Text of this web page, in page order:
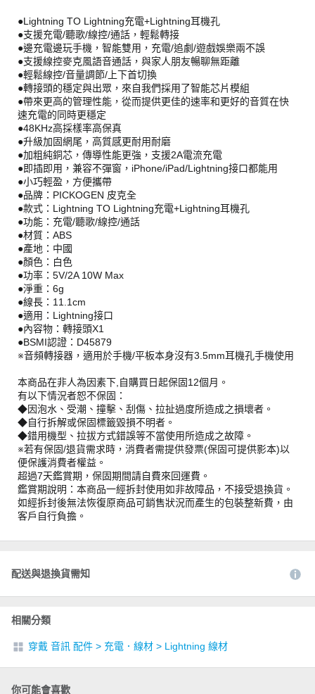
●Lightning TO Lightning充電+Lightning耳機孔
●支援充電/聽歌/線控/通話，輕鬆轉接
●邊充電邊玩手機，智能雙用，充電/追劇/遊戲娛樂兩不誤
●支援線控麥克風語音通話，與家人朋友暢聊無距離
●輕鬆線控/音量調節/上下首切換
●轉接頭的穩定與出眾，來自我們採用了智能芯片模組
●帶來更高的管理性能，從而提供更佳的速率和更好的音質在快
速充電的同時更穩定
●48KHz高採樣率高保真
●升級加固網尾，高質感更耐用耐磨
●加粗純銅芯，傳導性能更強，支援2A電流充電
●即插即用，兼容不彈窗，iPhone/iPad/Lightning接口都能用
●小巧輕盈，方便攜帶
●品牌：PICKOGEN 皮克全
●款式：Lightning TO Lightning充電+Lightning耳機孔
●功能：充電/聽歌/線控/通話
●材質：ABS
●產地：中國
●顏色：白色
●功率：5V/2A 10W Max
●淨重：6g
●線長：11.1cm
●適用：Lightning接口
●內容物：轉接頭X1
●BSMI認證：D45879
※音頻轉接器，適用於手機/平板本身沒有3.5mm耳機孔手機使用
本商品在非人為因素下,自購買日起保固12個月。
有以下情況者恕不保固：
◆因泡水、受潮、撞擊、刮傷、拉扯過度所造成之損壞者。
◆自行拆解或保固標籤毀損不明者。
◆錯用機型、拉拔方式錯誤等不當使用所造成之故障。
※若有保固/退貨需求時，消費者需提供發票(保固可提供影本)以
便保護消費者權益。
超過7天鑑賞期，保固期間請自費來回運費。
鑑賞期說明：本商品一經拆封使用如非故障品，不接受退換貨。
如經拆封後無法恢復原商品可銷售狀況而產生的包裝整新費，由
客戶自行負擔。
配送與退換貨需知
相關分類
穿戴 音訊 配件 > 充電．線材 > Lightning 線材
你可能會喜歡